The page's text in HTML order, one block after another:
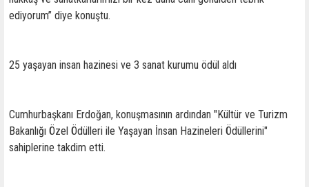
ediyorum” diye konuştu.
25 yaşayan insan hazinesi ve 3 sanat kurumu ödül aldı
Cumhurbaşkanı Erdoğan, konuşmasının ardından "Kültür ve Turizm
Bakanlığı Özel Ödülleri ile Yaşayan İnsan Hazineleri Ödüllerini"
sahiplerine takdim etti.